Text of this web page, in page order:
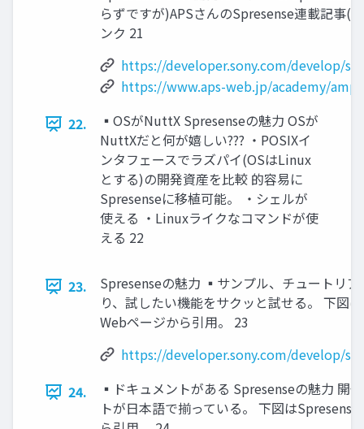
らずですが)APSさんのSpresense連載記事(
ンク 21
https://developer.sony.com/develop/
https://www.aps-web.jp/academy/
22.
▪OSがNuttX Spresenseの魅力 OSが
NuttXだと何が嬉しい??? ・POSIXイ
ンタフェースでラズパイ(OSはLinux
とする)の開発資産を比較 的容易に
Spresenseに移植可能。 ・シェルが
使える ・Linuxライクなコマンドが使
える 22
23.
Spresenseの魅力 ▪サンプル、チュートリ
り、試したい機能をサクッと試せる。 下図
Webページから引用。 23
https://developer.sony.com/develop/
24.
▪ドキュメントがある Spresenseの魅力 開
トが日本語で揃っている。 下図は